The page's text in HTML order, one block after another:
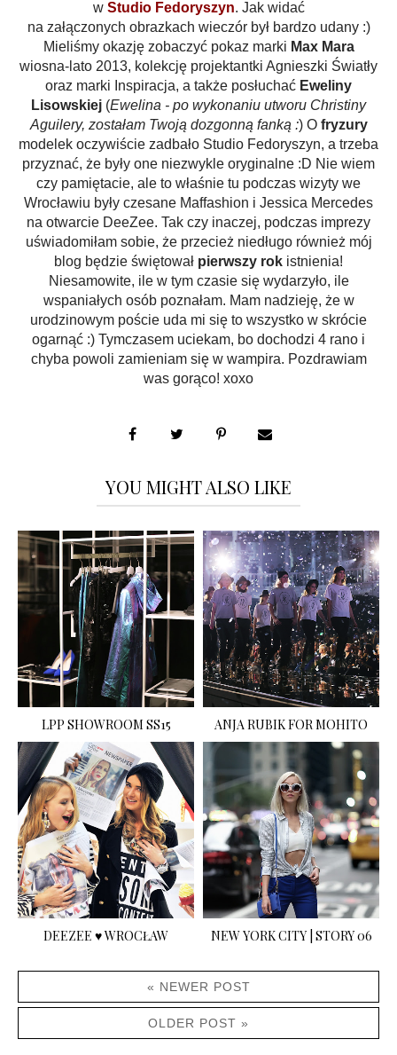
w Studio Fedoryszyn. Jak widać
na załączonych obrazkach wieczór był bardzo udany :)
Mieliśmy okazję zobaczyć pokaz marki Max Mara
wiosna-lato 2013, kolekcję projektantki Agnieszki Światły
oraz marki Inspiracja, a także posłuchać Eweliny
Lisowskiej (Ewelina - po wykonaniu utworu Christiny
Aguilery, zostałam Twoją dozgonną fanką :) Ofryzury
modelek oczywiście zadbało Studio Fedoryszyn, a trzeba
przyznać, że były one niezwykle oryginalne :D Nie wiem
czy pamiętacie, ale to właśnie tu podczas wizyty we
Wrocławiu były czesane Maffashion i Jessica Mercedes
na otwarcie DeeZee. Tak czy inaczej, podczas imprezy
uświadomiłam sobie, że przecież niedługo również mój
blog będzie świętował pierwszy rok istnienia!
Niesamowite, ile w tym czasie się wydarzyło, ile
wspaniałych osób poznałam. Mam nadzieję, że w
urodzinowym poście uda mi się to wszystko w skrócie
ogarnąć :) Tymczasem uciekam, bo dochodzi 4 rano i
chyba powoli zamieniam się w wampira. Pozdrawiam
was gorąco! xoxo
YOU MIGHT ALSO LIKE
LPP SHOWROOM SS15 ANJA RUBIK FOR MOHITO
DEEZEE ♥ WROCŁAW NEW YORK CITY | STORY 06
« NEWER POST
OLDER POST »